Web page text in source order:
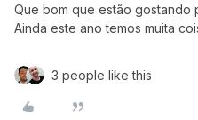
Que bom que estão gostando
Ainda este ano temos muita
3 people like this